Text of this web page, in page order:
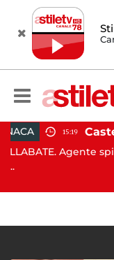
spintonato da un